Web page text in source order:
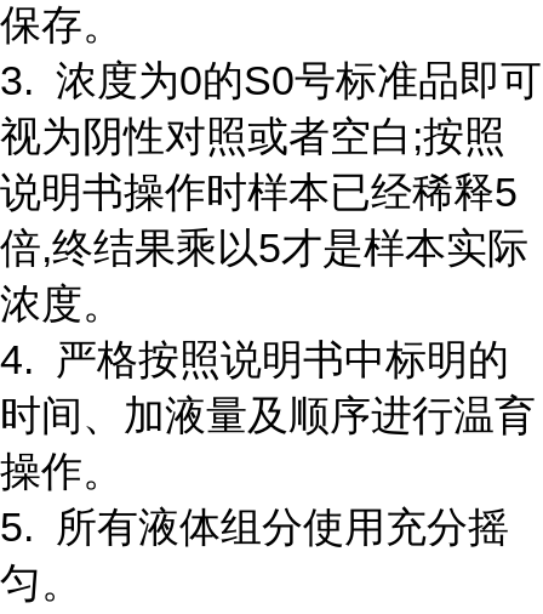
保存。
3. 浓度为0的S0号标准品即可
视为阴性对照或者空白;按照
说明书操作时样本已经稀释5
倍,终结果乘以5才是样本实际
浓度。
4. 严格按照说明书中标明的
时间、加液量及顺序进行温育
操作。
5. 所有液体组分使用充分摇
匀。